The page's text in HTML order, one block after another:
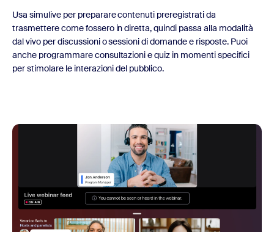
Usa simulive per preparare contenuti preregistrati da
trasmettere come fossero in diretta, quindi passa alla modalità
dal vivo per discussioni o sessioni di domande e risposte. Puoi
anche programmare consultazioni e quiz in momenti specifici
per stimolare le interazioni del pubblico.